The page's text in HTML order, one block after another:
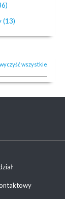
(13)
wyczyść wszystkie